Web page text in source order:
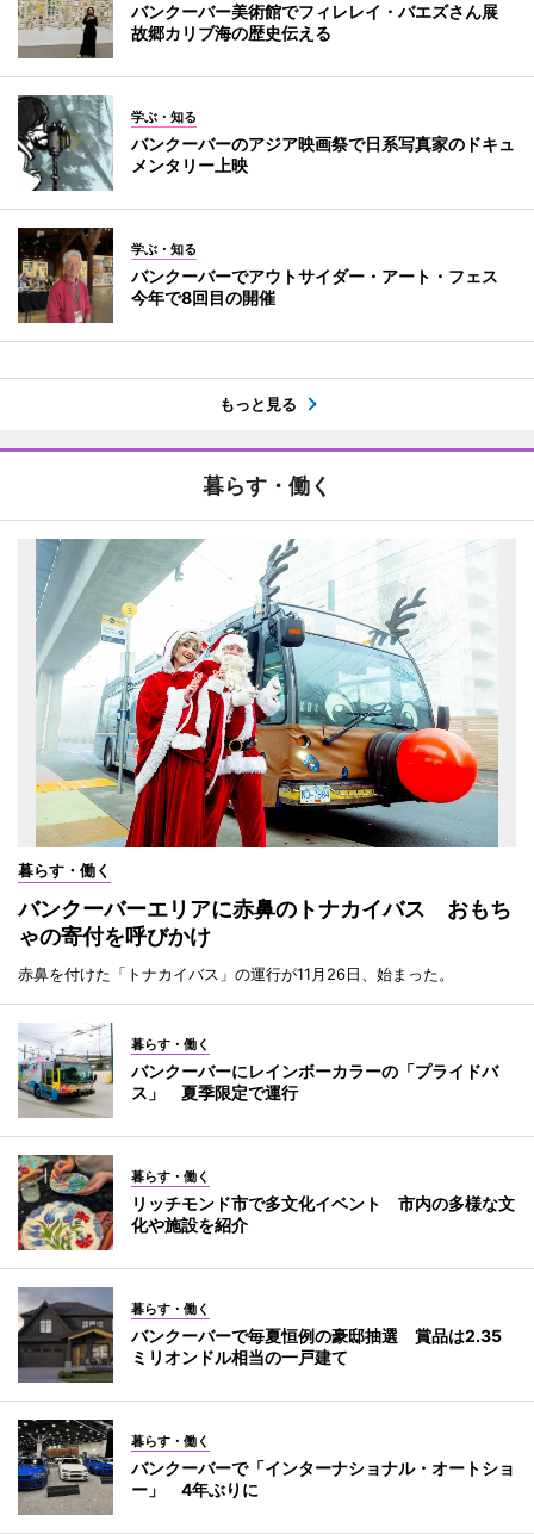
バンクーバー美術館でフィレレイ・バエズさん展
故郷カリブ海の歴史伝える
学ぶ・知る
バンクーバーのアジア映画祭で日系写真家のドキュ
メンタリー上映
学ぶ・知る
バンクーバーでアウトサイダー・アート・フェス
今年で8回目の開催
もっと見る
暮らす・働く
暮らす・働く
バンクーバーエリアに赤鼻のトナカイバス おもち
ゃの寄付を呼びかけ
赤鼻を付けた「トナカイバス」の運行が11月26日、始まった。
暮らす・働く
バンクーバーにレインボーカラーの「プライドバ
ス」 夏季限定で運行
暮らす・働く
リッチモンド市で多文化イベント 市内の多様な文
化や施設を紹介
暮らす・働く
バンクーバーで毎夏恒例の豪邸抽選 賞品は2.35
ミリオンドル相当の一戸建て
暮らす・働く
バンクーバーで「インターナショナル・オートショ
ー」 4年ぶりに